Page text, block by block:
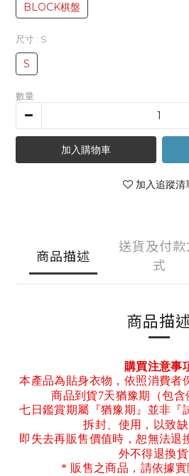
BLOCK棋盤
尺寸 : S
S
數量
加入購物車
加入追蹤清
商品描述
送貨及付款
式
商品描
購買注意事
本產品為貼身衣物，依照消費者
商品到貨7天猶豫期（包含
七日鑑賞期屬『猶豫期』並非『
拆封、使用，以致
即失去再販售價值時，恕無法退
外不得退換貨
* 販售之商品，請依據實